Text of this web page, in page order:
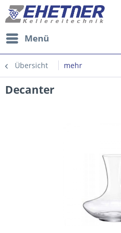
Menü
Übersicht mehr
Decanter